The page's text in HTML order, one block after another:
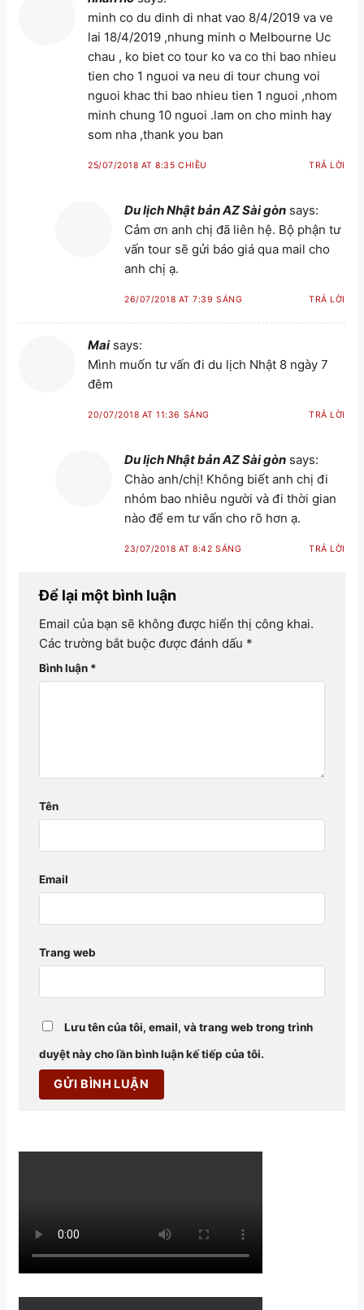
minh co du dinh di nhat vao 8/4/2019 va ve
lai 18/4/2019 ,nhung minh o Melbourne Uc
chau , ko biet co tour ko va co thi bao nhieu
tien cho 1 nguoi va neu di tour chung voi
nguoi khac thi bao nhieu tien 1 nguoi ,nhom
minh chung 10 nguoi .lam on cho minh hay
som nha ,thank you ban
25/07/2018 AT 8:35 CHIỀU TRẢ LỜI
Du lịch Nhật bản AZ Sài gòn says:
Cảm ơn anh chị đã liên hệ. Bộ phận tư
vấn tour sẽ gửi báo giá qua mail cho
anh chị ạ.
26/07/2018 AT 7:39 SÁNG TRẢ LỜI
Mai says:
Mình muốn tư vấn đi du lịch Nhật 8 ngày 7
đêm
20/07/2018 AT 11:36 SÁNG TRẢ LỜI
Du lịch Nhật bản AZ Sài gòn says:
Chào anh/chị! Không biết anh chị đi
nhóm bao nhiêu người và đi thời gian
nào để em tư vấn cho rõ hơn ạ.
23/07/2018 AT 8:42 SÁNG TRẢ LỜI
Để lại một bình luận
Email của bạn sẽ không được hiển thị công khai.
Các trường bắt buộc được đánh dấu *
Bình luận *
Tên
Email
Trang web
Lưu tên của tôi, email, và trang web trong trình
duyệt này cho lần bình luận kế tiếp của tôi.